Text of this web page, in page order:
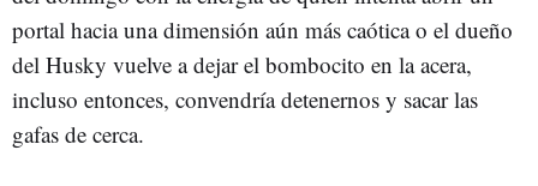
portal hacia una dimensión aún más caótica o el dueño
del Husky vuelve a dejar el bombocito en la acera,
incluso entonces, convendría detenernos y sacar las
gafas de cerca.